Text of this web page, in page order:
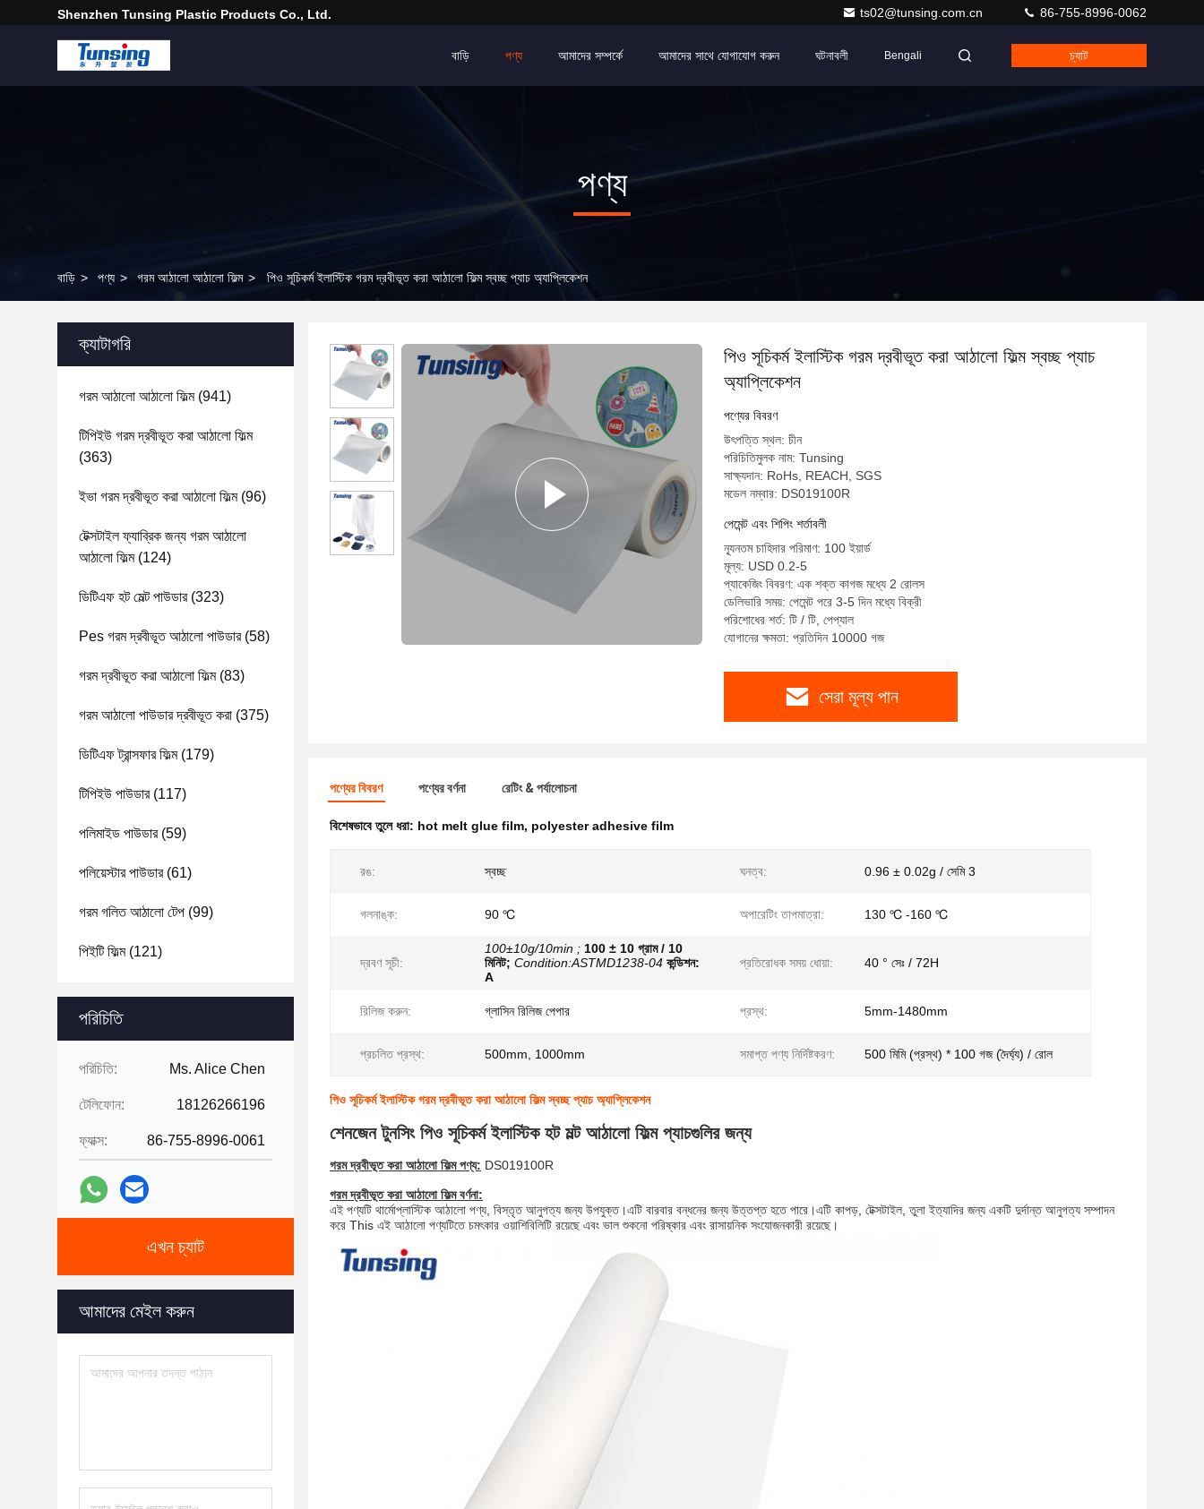
Shenzhen Tunsing Plastic Products Co., Ltd. ts02@tunsing.com.cn 86-755-8996-0062
বাড়ি পণ্য আমাদের সম্পর্কে আমাদের সাথে যোগাযোগ করুন ঘটনাবলী Bengali চ্যাট
পণ্য
বাড়ি > পণ্য > গরম আঠালো আঠালো ফিল্ম > পিও সূচিকর্ম ইলাস্টিক গরম দ্রবীভূত করা আঠালো ফিল্ম স্বচ্ছ প্যাচ অ্যাপ্লিকেশন
ক্যাটাগরি
গরম আঠালো আঠালো ফিল্ম(941)
টিপিইউ গরম দ্রবীভূত করা আঠালো ফিল্ম
(363)
ইভা গরম দ্রবীভূত করা আঠালো ফিল্ম(96)
টেক্সটাইল ফ্যাব্রিক জন্য গরম আঠালো
আঠালো ফিল্ম(124)
ডিটিএফ হট মেল্ট পাউডার(323)
Pes গরম দ্রবীভূত আঠালো পাউডার(58)
গরম দ্রবীভূত করা আঠালো ফিল্ম(83)
গরম আঠালো পাউডার দ্রবীভূত করা (375)
ডিটিএফ ট্রান্সফার ফিল্ম(179)
টিপিইউ পাউডার(117)
পলিমাইড পাউডার(59)
পলিয়েস্টার পাউডার(61)
গরম গলিত আঠালো টেপ (99)
পিইটি ফিল্ম(121)
পরিচিতি
পরিচিতি: Ms. Alice Chen
টেলিফোন: 18126266196
ফ্যাক্স: 86-755-8996-0061
এখন চ্যাট
আমাদের মেইল ​​করুন
পিও সূচিকর্ম ইলাস্টিক গরম দ্রবীভূত করা আঠালো ফিল্ম স্বচ্ছ প্যাচ
অ্যাপ্লিকেশন
পণ্যের বিবরণ
উৎপত্তি স্থল: চীন
পরিচিতিমুলক নাম: Tunsing
সাক্ষ্যদান: RoHs, REACH, SGS
মডেল নম্বার: DS019100R
পেমেন্ট এবং শিপিং শর্তাবলী
ন্যূনতম চাহিদার পরিমাণ: 100 ইয়ার্ড
মূল্য: USD 0.2-5
প্যাকেজিং বিবরণ: এক শক্ত কাগজ মধ্যে 2 রোলস
ডেলিভারি সময়: পেমেন্ট পরে 3-5 দিন মধ্যে বিক্রী
পরিশোধের শর্ত: টি / টি, পেপ্যাল
যোগানের ক্ষমতা: প্রতিদিন 10000 গজ
সেরা মূল্য পান
পণ্যের বিবরণ পণ্যের বর্ণনা রেটিং & পর্যালোচনা
বিশেষভাবে তুলে ধরা: hot melt glue film, polyester adhesive film
রঙ: স্বচ্ছ ঘনত্ব: 0.96 ± 0.02g / সেমি 3
গলনাঙ্ক: 90 ℃ অপারেটিং তাপমাত্রা: 130 ℃ -160 ℃
দ্রবণ সূচী:
100±10g/10min ; 100 ± 10 গ্রাম / 10
মিনিট; Condition:ASTMD1238-04 কন্ডিশন:
A
প্রতিরোধক সময় ধোয়া: 40 ° সেঃ / 72H
রিলিজ করুন: গ্লাসিন রিলিজ পেপার প্রস্থ: 5mm-1480mm
প্রচলিত প্রস্থ: 500mm, 1000mm সমাপ্ত পণ্য নির্দিষ্টকরণ: 500 মিমি (প্রস্থ) * 100 গজ (দৈর্ঘ্য) / রোল
পিও সূচিকর্ম ইলাস্টিক গরম দ্রবীভূত করা আঠালো ফিল্ম স্বচ্ছ প্যাচ অ্যাপ্লিকেশন
শেনজেন টুনসিং পিও সূচিকর্ম ইলাস্টিক হট মল্ট আঠালো ফিল্ম প্যাচগুলির জন্য
গরম দ্রবীভূত করা আঠালো ফিল্ম পণ্য: DS019100R
গরম দ্রবীভূত করা আঠালো ফিল্মবর্ণনা:
এই পণ্যটি থার্মোপ্লাস্টিক আঠালো পণ্য, বিস্তৃত আনুগত্য জন্য উপযুক্ত।এটি বারবার বন্ধনের জন্য উত্তপ্ত হতে পারে।এটি কাপড়, টেক্সটাইল, তুলা ইত্যাদির জন্য একটি দুর্দান্ত আনুগত্য সম্পাদন
করে This এই আঠালো পণ্যটিতে চমৎকার ওয়াশিবিলিটি রয়েছে এবং ভাল শুকনো পরিষ্কার এবং রাসায়নিক সংযোজনকারী রয়েছে।